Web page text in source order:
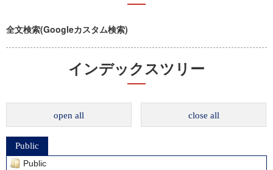
全文検索(Googleカスタム検索)
インデックスツリー
open all close all
Public
Public